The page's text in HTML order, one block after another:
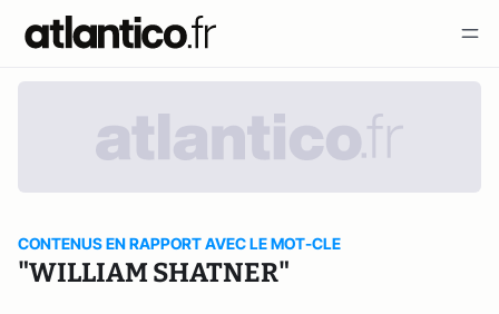
CONTENUS EN RAPPORT AVEC LE MOT-CLE
"WILLIAM SHATNER"